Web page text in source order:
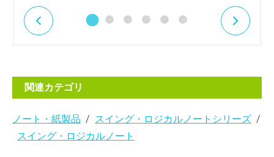
関連カテゴリ
ノート・紙製品
スイング・ロジカルノートシリーズ
スイング・ロジカルノート